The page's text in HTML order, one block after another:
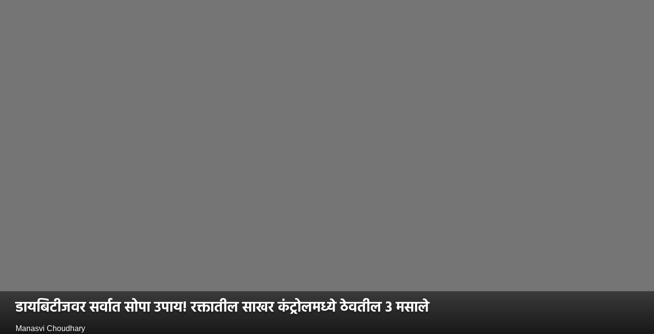
डायबिटीजवर सर्वात सोपा उपाय! रक्तातील साखर कंट्रोलमध्ये ठेवतील 3 मसाले
Manasvi Choudhary